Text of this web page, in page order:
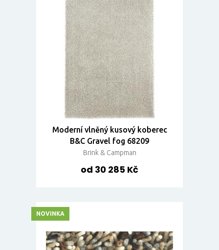
Moderní vlněný kusový koberec
B&C Gravel fog 68209
Brink & Campman
od 30 285 Kč
NOVINKA